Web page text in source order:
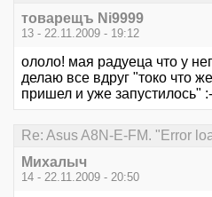
товарещъ Ni9999
13 - 22.11.2009 - 19:12
ололо! мая радуеца что у
делаю все вдруг "токо что
пришел и уже запустилось"
Re: Asus A8N-E-FM. "Error
Михалыч
14 - 22.11.2009 - 20:50